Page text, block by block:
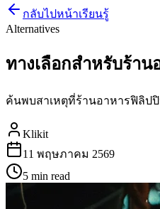
กลับไปหน้าเรียนรู้
Alternatives
ทางเลือกสำหรับร้าน
ค้นพบสาเหตุที่ร้านอาหารฟิลิปปิ
Klikit
11 พฤษภาคม 2569
5 min read